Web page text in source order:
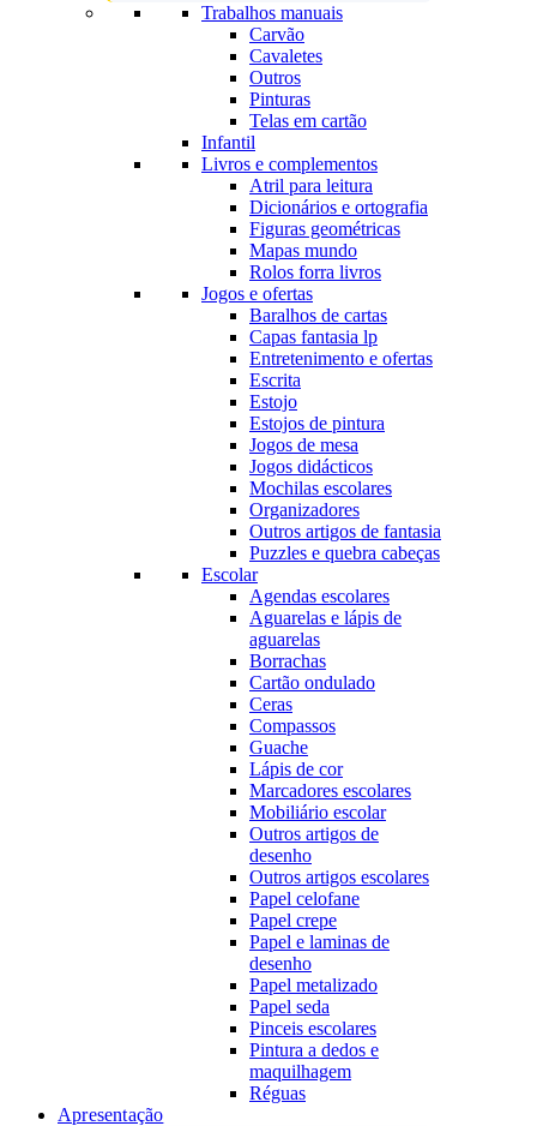
Trabalhos manuais
Carvão
Cavaletes
Outros
Pinturas
Telas em cartão
Infantil
Livros e complementos
Atril para leitura
Dicionários e ortografia
Figuras geométricas
Mapas mundo
Rolos forra livros
Jogos e ofertas
Baralhos de cartas
Capas fantasia lp
Entretenimento e ofertas
Escrita
Estojo
Estojos de pintura
Jogos de mesa
Jogos didácticos
Mochilas escolares
Organizadores
Outros artigos de fantasia
Puzzles e quebra cabeças
Escolar
Agendas escolares
Aguarelas e lápis de
aguarelas
Borrachas
Cartão ondulado
Ceras
Compassos
Guache
Lápis de cor
Marcadores escolares
Mobiliário escolar
Outros artigos de
desenho
Outros artigos escolares
Papel celofane
Papel crepe
Papel e laminas de
desenho
Papel metalizado
Papel seda
Pinceis escolares
Pintura a dedos e
maquilhagem
Réguas
Apresentação